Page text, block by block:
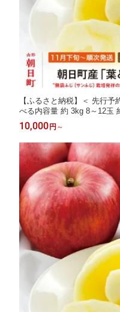
【ふるさと納税】＜ 先行
べる内容量 約 3kg 8～12玉
【2026年11月下旬から12月
果物 フルーツ リンゴ 林檎
10,000 円 ～